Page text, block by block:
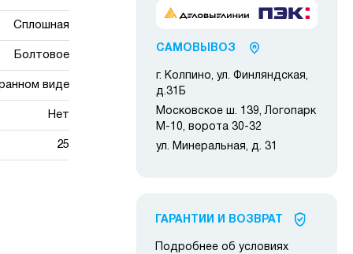
Сплошная
Болтовое
виде
Нет
25
САМОВЫВОЗ
г. Колпино, ул. Финляндская,
д.31Б
Московское ш. 139, Логопарк
М-10, ворота 30-32
ул. Минеральная, д. 31
ГАРАНТИИ И ВОЗВРАТ
Подробнее об условиях